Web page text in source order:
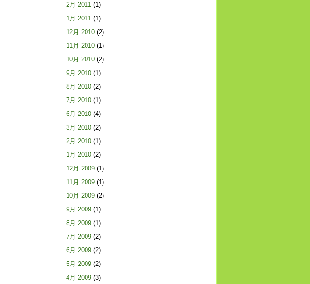
2月 2011 (1)
1月 2011 (1)
12月 2010 (2)
11月 2010 (1)
10月 2010 (2)
9月 2010 (1)
8月 2010 (2)
7月 2010 (1)
6月 2010 (4)
3月 2010 (2)
2月 2010 (1)
1月 2010 (2)
12月 2009 (1)
11月 2009 (1)
10月 2009 (2)
9月 2009 (1)
8月 2009 (1)
7月 2009 (2)
6月 2009 (2)
5月 2009 (2)
4月 2009 (3)